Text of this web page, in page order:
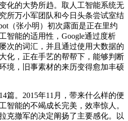
化的大势所趋。取人工智能系统无
所万小军团队和今日头条尝试室结
（张小明）初次露面是正在里约
智能的适用性，Google通过度析
次的词汇，并且通过使用大数据的
化，正在手艺的帮帮下，能够判断
境，旧事素材的来历变得愈加丰硕
。2015年11月，带来什么样的便
智能的不竭成长完美，效率惊人。
克撤军的决定阐扬了主要感化。以